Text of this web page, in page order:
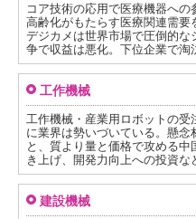
コア技術の応用で医療機器への
高齢化がもたらす医療関連需要
デジカメは世界市場で圧倒的
争で収益は悪化。下位企業で淘
工作機械
工作機械・産業用ロボットの
に業界は勢いづいている。懸
と、質より量と価格で攻める中
き上げ、開発力向上への投資な
建設機械